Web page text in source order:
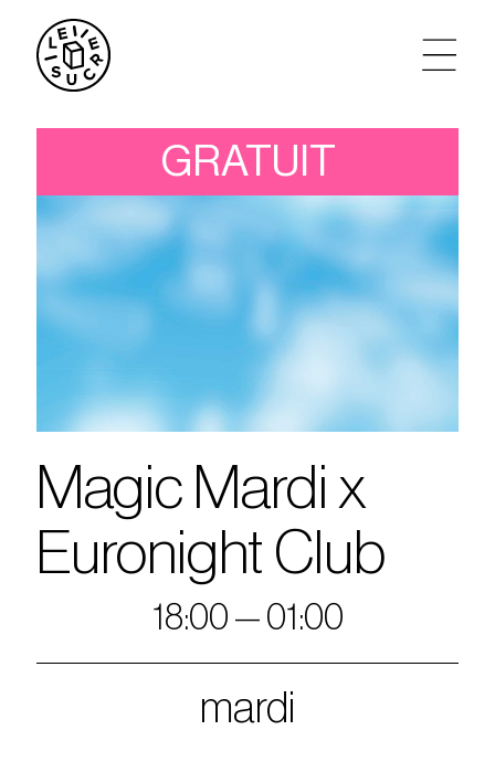
artistes
agenda
tickets
le sucre max
partenariats
GRATUIT
Magic Mardi x
Euronight Club
18:00 — 01:00
mardi